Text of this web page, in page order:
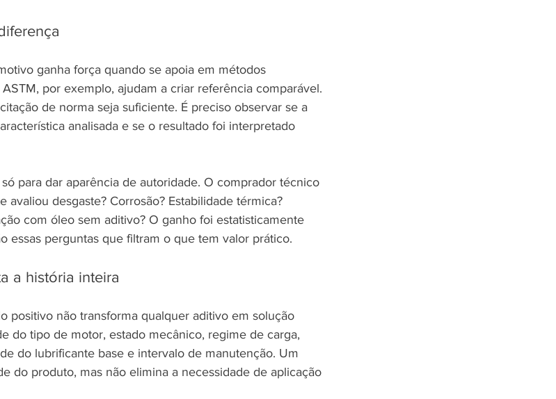
ganha força quando se apoia em métodos
por exemplo, ajudam a criar referência comparável.
de norma seja suficiente. É preciso observar se a
analisada e se o resultado foi interpretado
para dar aparência de autoridade. O comprador técnico
avaliou desgaste? Corrosão? Estabilidade térmica?
com óleo sem aditivo? O ganho foi estatisticamente
essas perguntas que filtram o que tem valor prático.
a história inteira
positivo não transforma qualquer aditivo em solução
do tipo de motor, estado mecânico, regime de carga,
do lubrificante base e intervalo de manutenção. Um
do produto, mas não elimina a necessidade de aplicação